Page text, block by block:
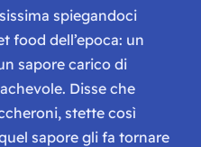
spiegandoci
food dell’epoca: un
sapore carico di
Disse che
stette così
sapore gli fa tornare